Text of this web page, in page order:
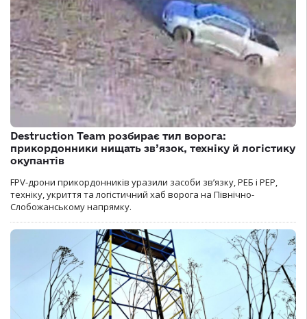
Destruction Team розбирає тил ворога:
прикордонники нищать зв’язок, техніку й логістику
окупантів
FPV-дрони прикордонників уразили засоби зв’язку, РЕБ і РЕР,
техніку, укриття та логістичний хаб ворога на Північно-
Слобожанському напрямку.